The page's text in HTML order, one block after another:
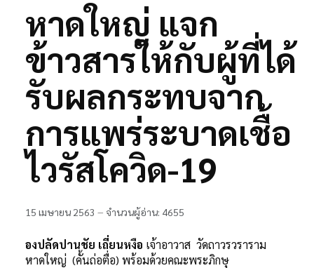
เกี่ยวกับคณะสงฆ์
สมณศักดิ์
วัดอนัมนิกาย
ข่าวประชาสัมพันธ์
ติดต่อเรา
หาดใหญ่ แจก
ข้าวสารให้กับผู้ที่ได้
รับผลกระทบจาก
การแพร่ระบาดเชื้อ
ไวรัสโควิด-19
15 เมษายน 2563 จำนวนผู้อ่าน: 4655
องปลัดปานชัย เถี่ยนหงือ เจ้าอาวาส วัดถาวรวราราม
หาดใหญ่ (คั้นถ่อตื่อ) พร้อมด้วยคณะพระภิกษุ